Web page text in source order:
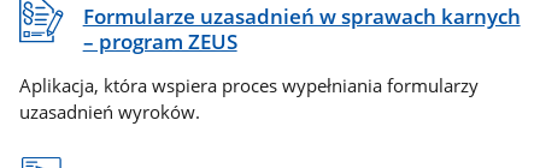
Formularze uzasadnień w sprawach karnych
– program ZEUS
Aplikacja, która wspiera proces wypełniania formularzy
uzasadnień wyroków.